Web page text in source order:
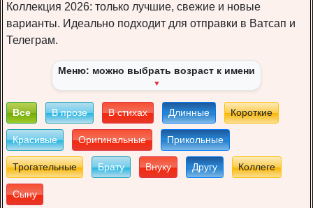
Коллекция 2026: только лучшие, свежие и новые
варианты. Идеально подходит для отправки в Ватсап и
Телеграм.
Меню: можно выбрать возраст к имени
▼
Все В прозе В стихах Длинные Короткие
Красивые Оригинальные Прикольные
Трогательные Брату Внуку Другу Коллеге
Сыну